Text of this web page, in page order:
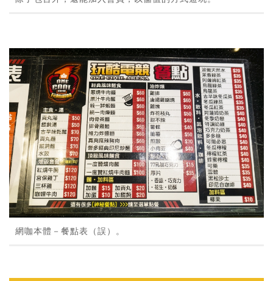
網咖本體－餐點表（誤）。